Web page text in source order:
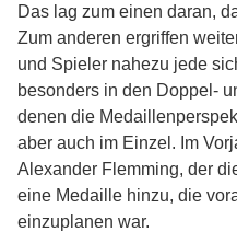
Das lag zum einen daran,
Zum anderen ergriffen
und Spieler nahezu jede
besonders in den Doppel-
denen die
aber auch im Einzel. Im
Alexander Flemming, der
eine Medaille hinzu, die
einzuplanen war.